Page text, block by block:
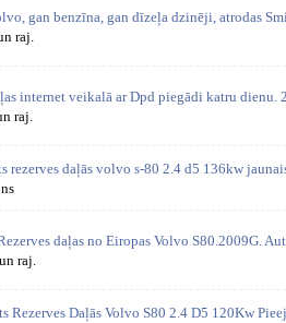
gan benzīna, gan dīzeļa dzinēji, atrodas
raj.
internet veikalā ar Dpd piegādi katru dienu.
raj.
rezerves daļās volvo s-80 2.4 d5 136kw
daļas no Eiropas Volvo S80.2009G.
raj.
Rezerves Daļās Volvo S80 2.4 D5 120Kw